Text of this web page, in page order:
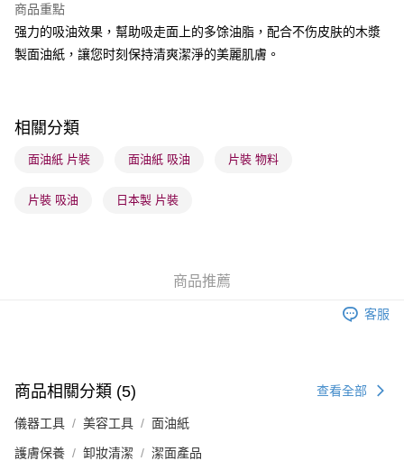
順豐自助櫃 - 確認發貨後1-3個工作天送達
每筆HK$65.00，滿HK$300.00或以上免運費
確認發貨後1-3 工作天送達，訂單將隨機分配至SF順豐速運或京東
物流公司進行物流配送
商品重點
强力的吸油效果，幫助吸走面上的多馀油脂，配合不伤皮肤的木漿
製面油紙，讓您时刻保持清爽潔淨的美麗肌膚。
相關分類
面油紙 片裝 面油紙 吸油 片裝 物料
片裝 吸油 日本製 片裝
商品推薦
客服
商品相關分類 (5) 查看全部
儀器工具 美容工具 面油紙
護膚保養 卸妝清潔 潔面產品